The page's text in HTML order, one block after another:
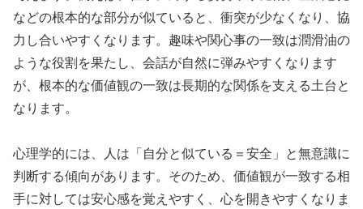
などの根本的な部分が似ていると、衝突が少なくなり、協
力し合いやすくなります。趣味や関心事の一致は潤滑油の
ような役割を果たし、会話が自然に弾みやすくなります
が、根本的な価値観の一致は長期的な関係を支える土台と
なります。
心理学的には、人は「自分と似ている＝安全」と無意識に
判断する傾向があります。そのため、価値観が一致する相
手に対しては安心感を覚えやすく、心を開きやすくなりま